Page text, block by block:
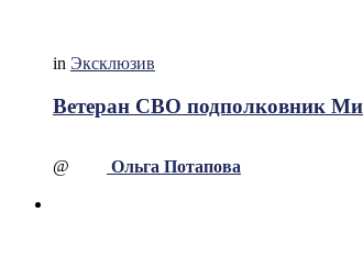
in Эксклюзив
Ветеран СВО подполковник
@ Ольга Потапова